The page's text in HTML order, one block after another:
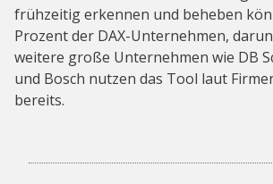
frühzeitig erkennen und beheben
Prozent der DAX-Unternehmen,
weitere große Unternehmen wie DB
und Bosch nutzen das Tool laut
bereits.